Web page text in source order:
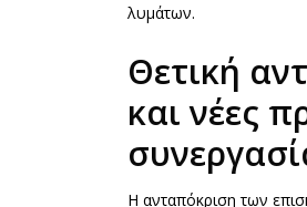
λυμάτων.
Θετική
και νέες
Η ανταπόκριση των